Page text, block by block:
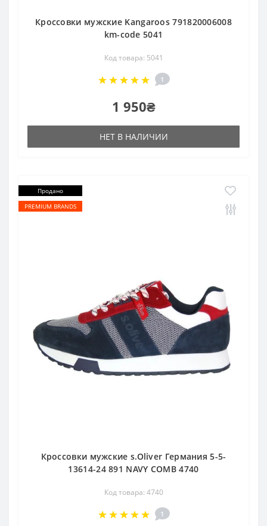
Кроссовки мужские Kangaroos 791820006008
km-code 5041
Код товара: 5041
1
1 950₴
НЕТ В НАЛИЧИИ
Продано
PREMIUM BRANDS
Кроссовки мужские s.Oliver Германия 5-5-
13614-24 891 NAVY COMB 4740
Код товара: 4740
1